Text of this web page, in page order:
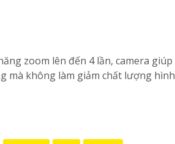
zoom lên đến 4 lần, camera giúp
mà không làm giảm chất lượng hình